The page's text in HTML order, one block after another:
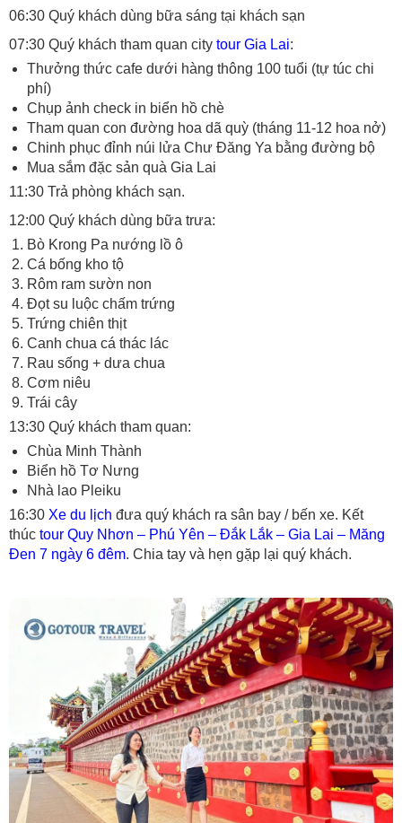
06:30 Quý khách dùng bữa sáng tại khách sạn
07:30 Quý khách tham quan city tour Gia Lai:
Thưởng thức cafe dưới hàng thông 100 tuổi (tự túc chi
phí)
Chụp ảnh check in biển hồ chè
Tham quan con đường hoa dã quỳ (tháng 11-12 hoa nở)
Chinh phục đỉnh núi lửa Chư Đăng Ya bằng đường bộ
Mua sắm đặc sản quà Gia Lai
11:30 Trả phòng khách sạn.
12:00 Quý khách dùng bữa trưa:
Bò Krong Pa nướng lồ ô
Cá bống kho tộ
Rôm ram sườn non
Đọt su luộc chấm trứng
Trứng chiên thịt
Canh chua cá thác lác
Rau sống + dưa chua
Cơm niêu
Trái cây
13:30 Quý khách tham quan:
Chùa Minh Thành
Biển hồ Tơ Nưng
Nhà lao Pleiku
16:30 Xe du lịch đưa quý khách ra sân bay / bến xe. Kết
thúc tour Quy Nhơn – Phú Yên – Đắk Lắk – Gia Lai – Măng
Đen 7 ngày 6 đêm. Chia tay và hẹn gặp lại quý khách.